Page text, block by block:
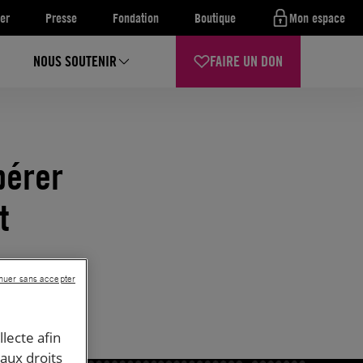
Presse Fondation Boutique Mon espace
NOUS SOUTENIR FAIRE UN DON
afin
droits
sans accepter